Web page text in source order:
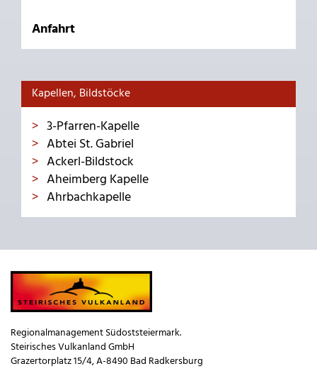
Anfahrt
Kapellen, Bildstöcke
3-Pfarren-Kapelle
Abtei St. Gabriel
Ackerl-Bildstock
Aheimberg Kapelle
Ahrbachkapelle
Regionalmanagement Südoststeiermark.
Steirisches Vulkanland GmbH
Grazertorplatz 15/4, A-8490 Bad Radkersburg